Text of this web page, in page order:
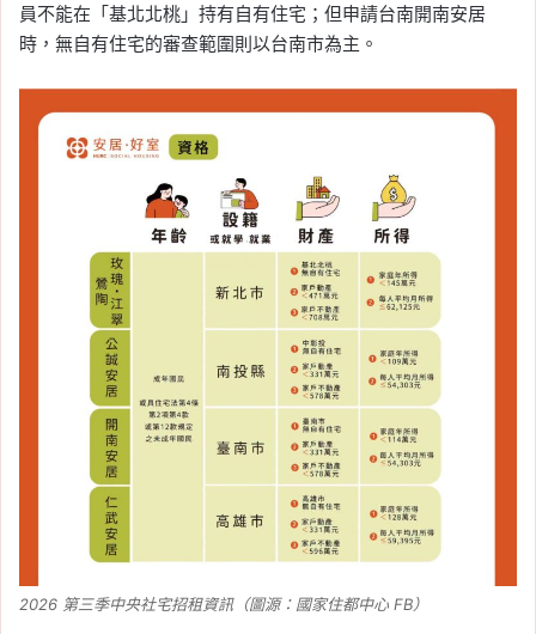
員不能在「基北北桃」持有自有住宅；但申請台南開南安居
時，無自有住宅的審查範圍則以台南市為主。
2026 第三季中央社宅招租資訊（圖源：國家住都中心 FB）